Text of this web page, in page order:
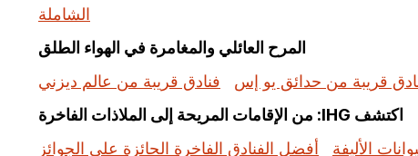
الشاملة
المرح العائلي والمغامرة في الهواء الطلق
قريبة من حدائق يو إس
فنادق قريبة من عالم ديزني
اكتشف IHG: من الإقامات المريحة إلى الملاذات الفاخرة
الأليفة
أفضل الفنادق الفاخرة الحائزة على الجوائز